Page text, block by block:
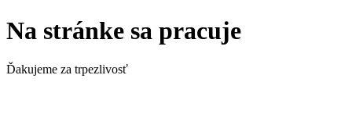
Na stránke sa pracuje
Ďakujeme za trpezlivosť